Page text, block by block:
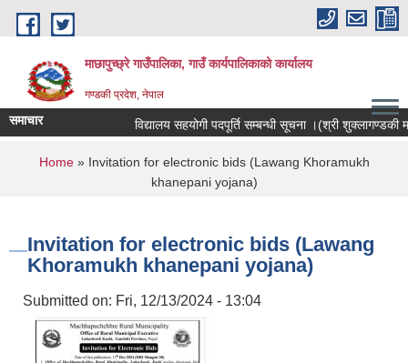
Skip to main content
माछापुच्छ्रे गाउँपालिका, गाउँ कार्यपालिकाको कार्यालय
गण्डकी प्रदेश, नेपाल
समाचार विद्यालय सहयोगी पदपूर्ति सम्बन्धी सूचना ।(श्री शुक्लागण्डकी
You are here
Home» Invitation for electronic bids (Lawang Khoramukh
khanepani yojana)
Invitation for electronic bids (Lawang
Khoramukh khanepani yojana)
Submitted on: Fri, 12/13/2024 - 13:04